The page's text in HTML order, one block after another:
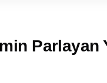
Parlayan